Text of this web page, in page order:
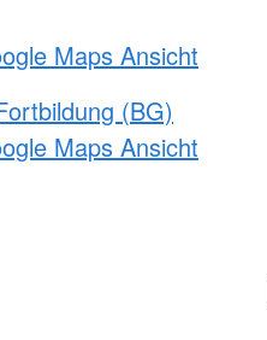
Maps Ansicht
(BG)
Maps Ansicht